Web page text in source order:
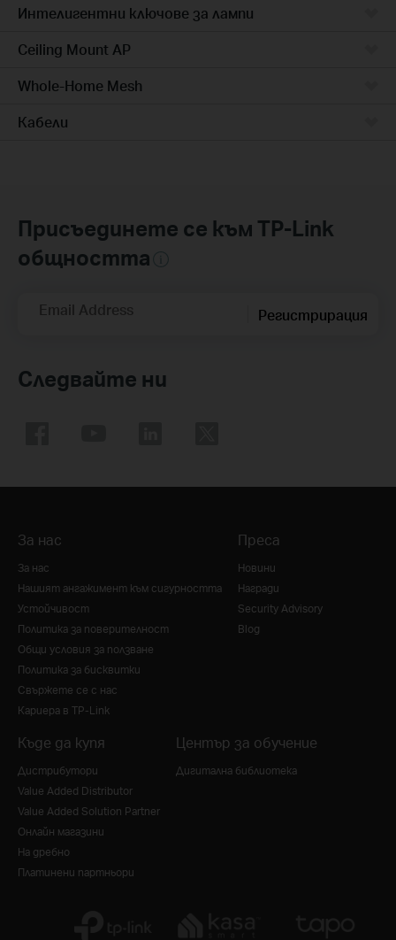
Интелигентни ключове за лампи
Ceiling Mount AP
Whole-Home Mesh
Кабели
Присъединете се към TP-Link
общността
Email Address Регистрирация
Следвайте ни
За нас
За нас
Нашият ангажимент към сигурността
Устойчивост
Политика за поверителност
Общи условия за ползване
Политика за бисквитки
Свържете се с нас
Кариера в TP-Link
Преса
Новини
Награди
Security Advisory
Blog
Къде да купя
Дистрибутори
Value Added Distributor
Value Added Solution Partner
Онлайн магазини
На дребно
Платинени партньори
Център за обучение
Дигитална библиотека